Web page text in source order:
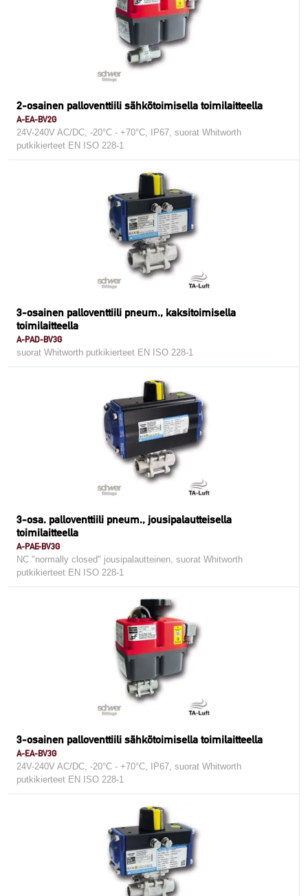
2-osainen palloventtiili sähkötoimisella toimilaitteella
A-EA-BV2G
24V-240V AC/DC, -20°C - +70°C, IP67, suorat Whitworth
putkikierteet EN ISO 228-1
3-osainen palloventtiili pneum., kaksitoimisella
toimilaitteella
A-PAD-BV3G
suorat Whitworth putkikierteet EN ISO 228-1
3-osa. palloventtiili pneum., jousipalautteisella
toimilaitteella
A-PAE-BV3G
NC "normally closed" jousipalautteinen, suorat Whitworth
putkikierteet EN ISO 228-1
3-osainen palloventtiili sähkötoimisella toimilaitteella
A-EA-BV3G
24V-240V AC/DC, -20°C - +70°C, IP67, suorat Whitworth
putkikierteet EN ISO 228-1